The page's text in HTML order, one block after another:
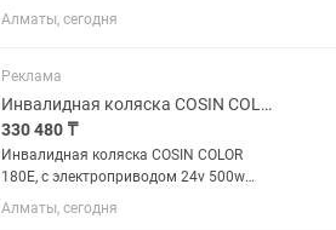
24v 500w (2250w). Аккумулятор
гелевый 24v 12A/H. Джойстик. Задние
Максимальная нагрузка 120...
Алматы, сегодня
Реклама
Инвалидная коляска COSIN COLOR 180E , с электроприводом 24v 500w. Регули
330 480 ₸
Инвалидная коляска COSIN COLOR
180E, с электроприводом 24v 500w
(2250w). Возможность
индивидуальной регулировки под
Алматы, сегодня